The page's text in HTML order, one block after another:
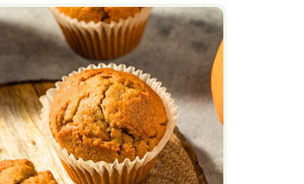
ليلا. بعض الوقت الذي أقضيه في النشاط
يكون بمفردي، لكنني أيضا أستمتع بالنشاط
مع أطفالي. لاحظت أنهم يستمتعون بنفس
فوائد النشاط الذي أشعر به أنا. فيما يلي بعض
النصائح التي تعلمتها على مر السنين من
نشاطنا معا.